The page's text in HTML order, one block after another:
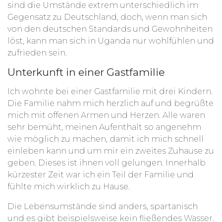
sind die Umstände extrem unterschiedlich im
Gegensatz zu Deutschland, doch, wenn man sich
von den deutschen Standards und Gewohnheiten
löst, kann man sich in Uganda nur wohlfühlen und
zufrieden sein.
Unterkunft in einer Gastfamilie
Ich wohnte bei einer Gastfamilie mit drei Kindern.
Die Familie nahm mich herzlich auf und begrüßte
mich mit offenen Armen und Herzen. Alle waren
sehr bemüht, meinen Aufenthalt so angenehm
wie möglich zu machen, damit ich mich schnell
einleben kann und um mir ein zweites Zuhause zu
geben. Dieses ist ihnen voll gelungen. Innerhalb
kürzester Zeit war ich ein Teil der Familie und
fühlte mich wirklich zu Hause.
Die Lebensumstände sind anders, spartanisch
und es gibt beispielsweise kein fließendes Wasser.